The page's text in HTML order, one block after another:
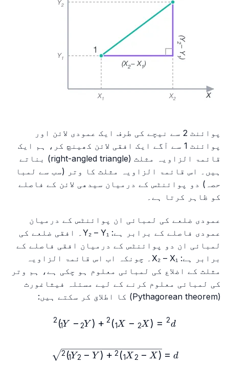
پوائنٹ 2 سے نیچے کی طرف ایک عمودی لائن اور
پوائنٹ 1 سے آگے ایک افقی لائن کھینچ کر، ہم ایک
قائمۃ الزاویہ مثلث (right-angled triangle) بناتے
ہیں۔ اس قائمۃ الزاویہ مثلث کا وتر (سب سے لمبا
حصہ) دو پوائنٹس کے درمیان سیدھی لائن کے فاصلے
کو ظاہر کرتا ہے۔
عمودی ضلعے کی لمبائی ان پوائنٹس کے درمیان
عمودی فاصلے کے برابر ہے: Y₂ – Y₁۔ افقی ضلعے کی
لمبائی ان دو پوائنٹس کے درمیان افقی فاصلے کے
برابر ہے: X₂ – X₁۔ چونکہ اب اس قائمۃ الزاویہ
مثلث کے اضلاع کی لمبائی معلوم ہو چکی ہے، ہم وتر
کی لمبائی معلوم کرنے کے لیے مسئلہ فیثاغورث
(Pythagorean theorem) کا اطلاق کر سکتے ہیں:
d^2=(X₂-X₁)^2+(Y₂-Y₁)^2 d
2
=
(
X
2
−
X
1
)
2
+
(
Y
2
−
Y
1
)
2
X₁)^2+(Y₂-Y₁)^2} d
=
(
X 2 − X
1
)
2
+
(
Y2 − Y
1
)
2